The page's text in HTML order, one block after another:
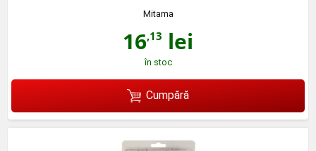
Mitama
16,13 lei
în stoc
Cumpără